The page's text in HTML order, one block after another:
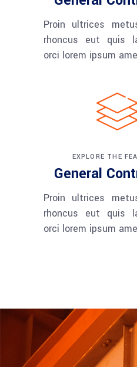
Proin ultrices
rhoncus eut quis
orci lorem ipsum
EXPLORE THE
General
Proin ultrices
rhoncus eut quis
orci lorem ipsum